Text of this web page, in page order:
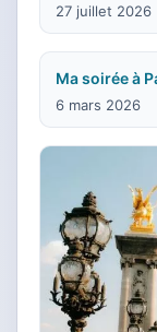
27 juillet 2026
Ma soirée à
6 mars 2026